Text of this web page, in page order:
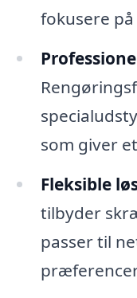
fokusere
som giver
Fleksible
tilbyder
passer til